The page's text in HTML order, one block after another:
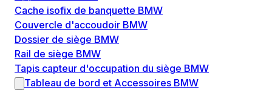
Cache isofix de banquette BMW
Couvercle d'accoudoir BMW
Dossier de siège BMW
Rail de siège BMW
Tapis capteur d'occupation du siège BMW
Tableau de bord et Accessoires BMW